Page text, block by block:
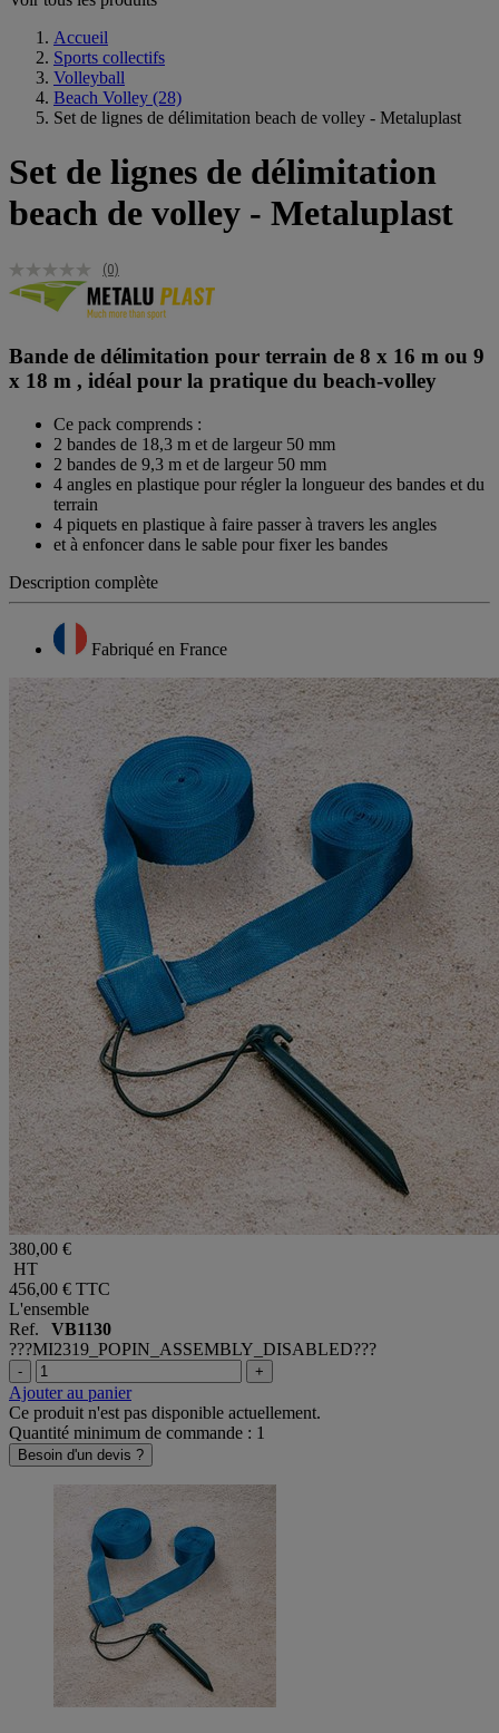
Accueil
Sports collectifs
Volleyball
Beach Volley (28)
Set de lignes de délimitation beach de volley - Metaluplast
Set de lignes de délimitation
beach de volley - Metaluplast
(0)
Bande de délimitation pour terrain de 8 x 16 m ou 9
x 18 m , idéal pour la pratique du beach-volley
Ce pack comprends :
2 bandes de 18,3 m et de largeur 50 mm
2 bandes de 9,3 m et de largeur 50 mm
4 angles en plastique pour régler la longueur des bandes et du
terrain
4 piquets en plastique à faire passer à travers les angles
et à enfoncer dans le sable pour fixer les bandes
Description complète
Fabriqué en France
380,00 €
HT
456,00 € TTC
L'ensemble
Ref. VB1130
???MI2319_POPIN_ASSEMBLY_DISABLED???
- +
Ajouter au panier
Ce produit n'est pas disponible actuellement.
Quantité minimum de commande : 1
Besoin d'un devis ?